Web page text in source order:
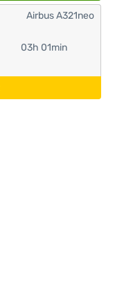
03h 01min
Airbus A321neo